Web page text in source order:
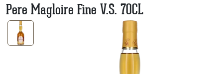
Pere Magloire Fine V.S. 70CL